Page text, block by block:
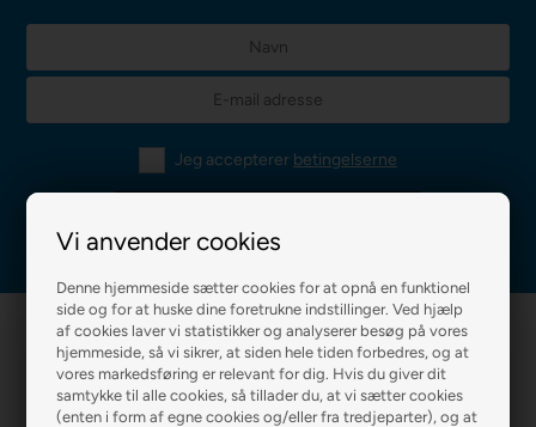
Vi anvender cookies
Denne hjemmeside sætter cookies for at opnå en funktionel
side og for at huske dine foretrukne indstillinger. Ved hjælp
af cookies laver vi statistikker og analyserer besøg på vores
hjemmeside, så vi sikrer, at siden hele tiden forbedres, og at
vores markedsføring er relevant for dig. Hvis du giver dit
samtykke til alle cookies, så tillader du, at vi sætter cookies
(enten i form af egne cookies og/eller fra tredjeparter), og at
Jeg accepterer betingelserne